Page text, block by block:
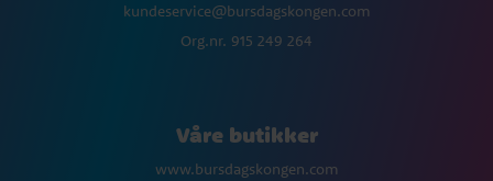
kundeservice@bursdagskongen.com
Org.nr. 915 249 264
Våre butikker
www.bursdagskongen.com